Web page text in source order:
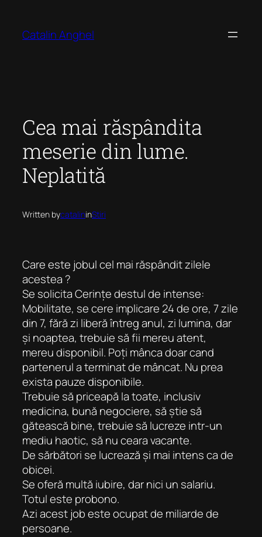
content
Catalin Anghel
Cea mai răspândita
meserie din lume.
Neplatită
Written bycatalininStiri
Care este jobul cel mai răspândit zilele
acestea ?
Se solicita Cerințe destul de intense:
Mobilitate, se cere implicare 24 de ore, 7 zile
din 7, fără zi liberă întreg anul, zi lumina, dar
și noaptea, trebuie să fii mereu atent,
mereu disponibil. Poți mânca doar cand
partenerul a terminat de mâncat. Nu prea
exista pauze disponibile.
Trebuie să priceapă la toate, inclusiv
medicina, bună negociere, să știe să
gătească bine, trebuie să lucreze intr-un
mediu haotic, să nu ceara vacante.
De sărbători se lucrează și mai intens ca de
obicei.
Se oferă multă iubire, dar nici un salariu.
Totul este probono.
Azi acest job este ocupat de miliarde de
persoane.